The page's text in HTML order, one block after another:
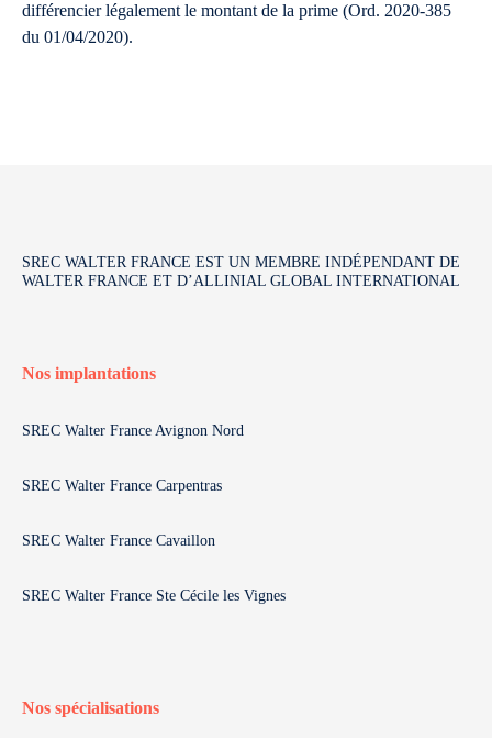
différencier légalement le montant de la prime (Ord. 2020-385
du 01/04/2020).
SREC WALTER FRANCE EST UN MEMBRE INDÉPENDANT DE
WALTER FRANCE ET D’ALLINIAL GLOBAL INTERNATIONAL
Nos implantations
SREC Walter France Avignon Nord
SREC Walter France Carpentras
SREC Walter France Cavaillon
SREC Walter France Ste Cécile les Vignes
Nos spécialisations